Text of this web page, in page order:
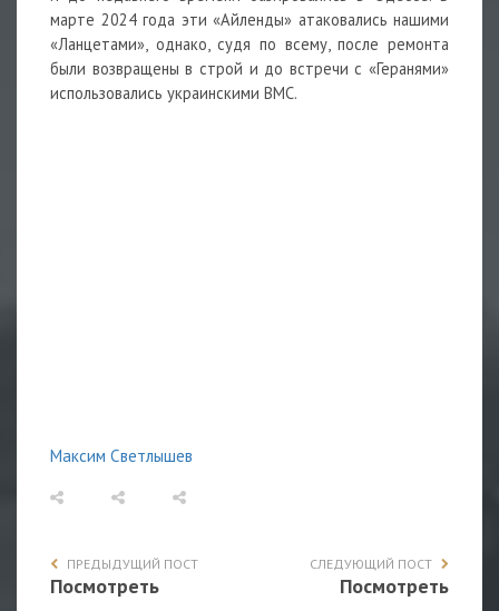
марте 2024 года эти «Айленды» атаковались нашими
«Ланцетами», однако, судя по всему, после ремонта
были возвращены в строй и до встречи с «Геранями»
использовались украинскими ВМС.
Максим Светлышев
ПРЕДЫДУЩИЙ ПОСТ
Посмотреть
СЛЕДУЮЩИЙ ПОСТ
Посмотреть